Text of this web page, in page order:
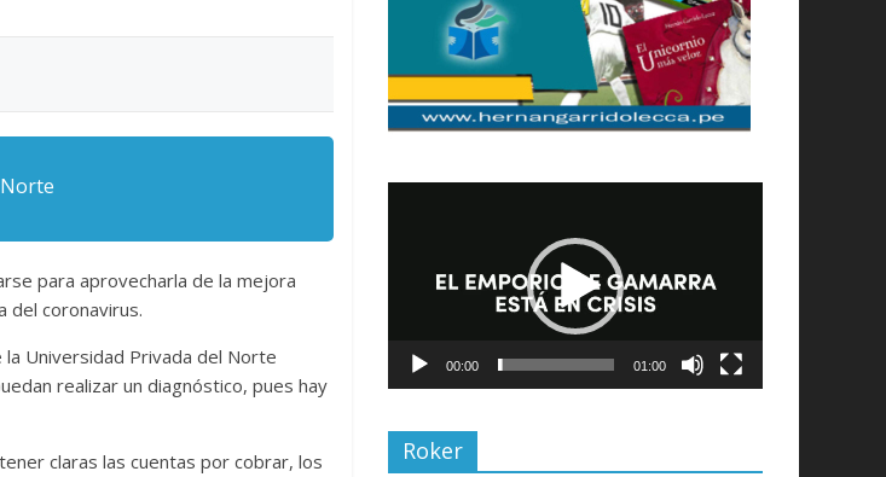
para aprovecharla de la mejora
del coronavirus.
la Universidad Privada del Norte
realizar un diagnóstico, pues hay
claras las cuentas por cobrar, los
00:00 01:00
Roker